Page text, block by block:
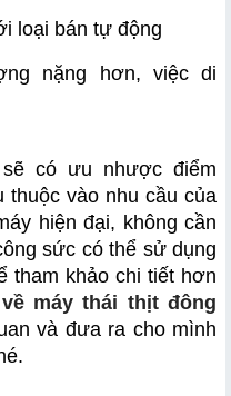
loại bán tự động
nặng hơn, việc di
có ưu nhược điểm
thuộc vào nhu cầu của
hiện đại, không cần
sức có thể sử dụng
tham khảo chi tiết hơn
máy thái thịt đông
và đưa ra cho mình